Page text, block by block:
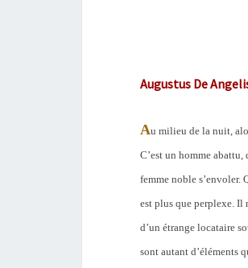
Augustus De
Au milieu de la nuit,
C’est un homme
femme noble s’envoler.
est plus que perplexe. Il
d’un étrange locataire
sont autant d’éléments